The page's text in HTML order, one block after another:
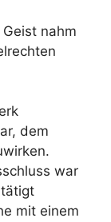
nahm
dem
war
mit einem